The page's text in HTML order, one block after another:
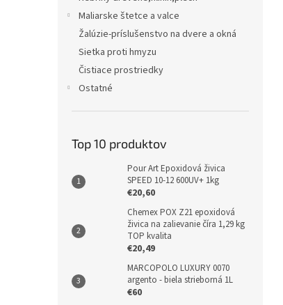
Maliarske štetce a valce
Žalúzie-príslušenstvo na dvere a okná
Sietka proti hmyzu
Čistiace prostriedky
Ostatné
Top 10 produktov
Pour Art Epoxidová živica
SPEED 10-12 600UV+ 1kg
€20,60
Chemex POX Z21 epoxidová
živica na zalievanie číra 1,29 kg
TOP kvalita
€20,49
MARCOPOLO LUXURY 0070
argento - biela strieborná 1L
€60